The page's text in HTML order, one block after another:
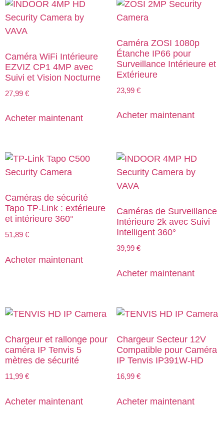
Caméra WiFi Intérieure
EZVIZ CP1 4MP avec
Suivi et Vision Nocturne
27,99 €
Acheter maintenant
Caméra ZOSI 1080p
Étanche IP66 pour
Surveillance Intérieure et
Extérieure
23,99 €
Acheter maintenant
Caméras de sécurité
Tapo TP-Link : extérieure
et intérieure 360°
51,89 €
Acheter maintenant
Caméras de Surveillance
Intérieure 2k avec Suivi
Intelligent 360°
39,99 €
Acheter maintenant
Chargeur et rallonge pour
caméra IP Tenvis 5
mètres de sécurité
11,99 €
Acheter maintenant
Chargeur Secteur 12V
Compatible pour Caméra
IP Tenvis IP391W-HD
16,99 €
Acheter maintenant